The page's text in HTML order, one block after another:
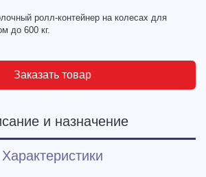
ролл-контейнер на колесах для
до 600 кг.
Заказать товар
и назначение
Характеристики